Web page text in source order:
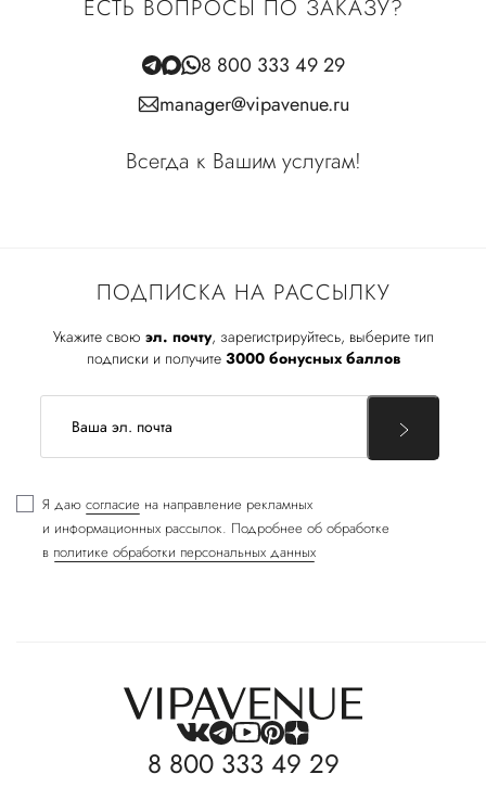
ПОДПИСКА НА РАССЫЛКУ
Укажите свою эл. почту, зарегистрируйтесь, выберите тип
подписки и получите 3000 бонусных баллов
Я даю согласие на направление рекламных
и информационных рассылок. Подробнее об обработке
в политике обработки персональных данных
ЕСТЬ ВОПРОСЫ ПО ЗАКАЗУ?
8 800 333 49 29
manager@vipavenue.ru
Всегда к Вашим услугам!
8 800 333 49 29